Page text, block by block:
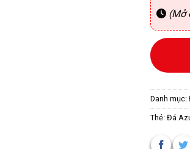
(Mở
Danh mục:
Thẻ: Đá